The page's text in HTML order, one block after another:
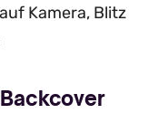
Kamera, Blitz